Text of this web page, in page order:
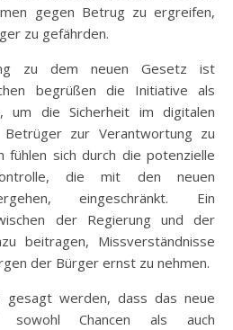
gegen Betrug zu ergreifen,
zu gefährden.
zu dem neuen Gesetz ist
begrüßen die Initiative als
um die Sicherheit im digitalen
zur Verantwortung zu
fühlen sich durch die potenzielle
die mit den neuen
eingeschränkt. Ein
der Regierung und der
beitragen, Missverständnisse
der Bürger ernst zu nehmen.
gesagt werden, dass das neue
sowohl Chancen als auch